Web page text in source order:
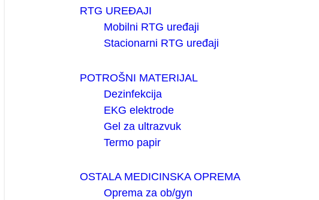
RTG UREĐAJI
Mobilni RTG uređaji
Stacionarni RTG uređaji
POTROŠNI MATERIJAL
Dezinfekcija
EKG elektrode
Gel za ultrazvuk
Termo papir
OSTALA MEDICINSKA OPREMA
Oprema za ob/gyn